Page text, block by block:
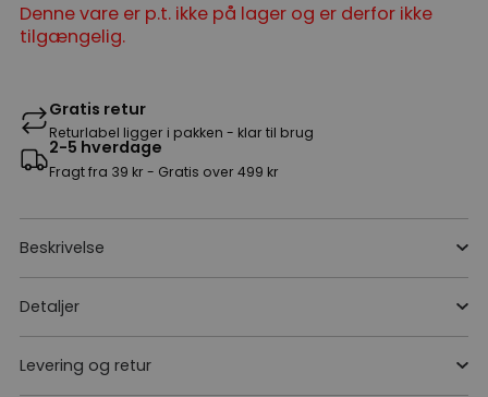
Denne vare er p.t. ikke på lager og er derfor ikke
tilgængelig.
Gratis retur
Returlabel ligger i pakken - klar til brug
2-5 hverdage
Fragt fra 39 kr - Gratis over 499 kr
Beskrivelse
Detaljer
Levering og retur